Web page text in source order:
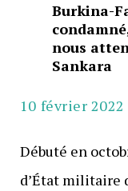
Burkina-
nous
Sankara
10 février 2022
Débuté en
d’État militaire